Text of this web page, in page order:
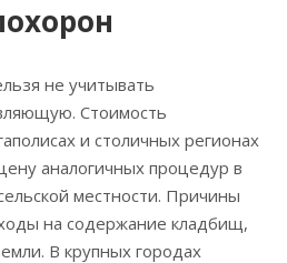
не учитывать
Стоимость
и столичных регионах
аналогичных процедур в
местности. Причины
на содержание кладбищ,
В крупных городах